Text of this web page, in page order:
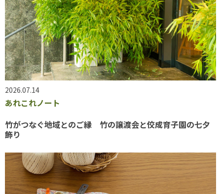
2026.07.14
あれこれノート
竹がつなぐ地域とのご縁 竹の譲渡会と佼成育子園の七夕
飾り